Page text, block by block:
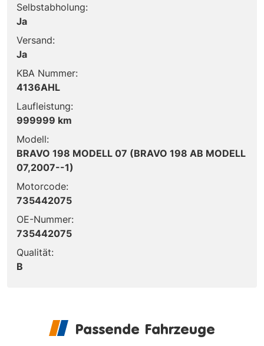
Selbstabholung:
Ja
Versand:
Ja
KBA Nummer:
4136AHL
Laufleistung:
999999 km
Modell:
BRAVO 198 MODELL 07 (BRAVO 198 AB MODELL
07,2007--1)
Motorcode:
735442075
OE-Nummer:
735442075
Qualität:
B
Passende Fahrzeuge